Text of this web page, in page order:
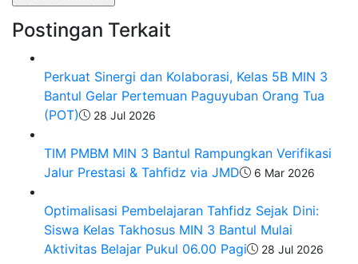
Postingan Terkait
Perkuat Sinergi dan Kolaborasi, Kelas 5B MIN 3
Bantul Gelar Pertemuan Paguyuban Orang Tua
(POT)
28 Jul 2026
TIM PMBM MIN 3 Bantul Rampungkan Verifikasi
Jalur Prestasi & Tahfidz via JMD
6 Mar 2026
Optimalisasi Pembelajaran Tahfidz Sejak Dini:
Siswa Kelas Takhosus MIN 3 Bantul Mulai
Aktivitas Belajar Pukul 06.00 Pagi
28 Jul 2026